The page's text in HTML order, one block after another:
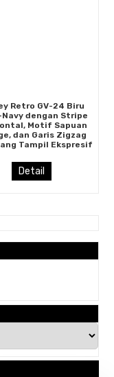
Retro GV-24 Biru
dengan Stripe
Motif Sapuan
dan Garis Zigzag
Tampil Ekspresif
Detail